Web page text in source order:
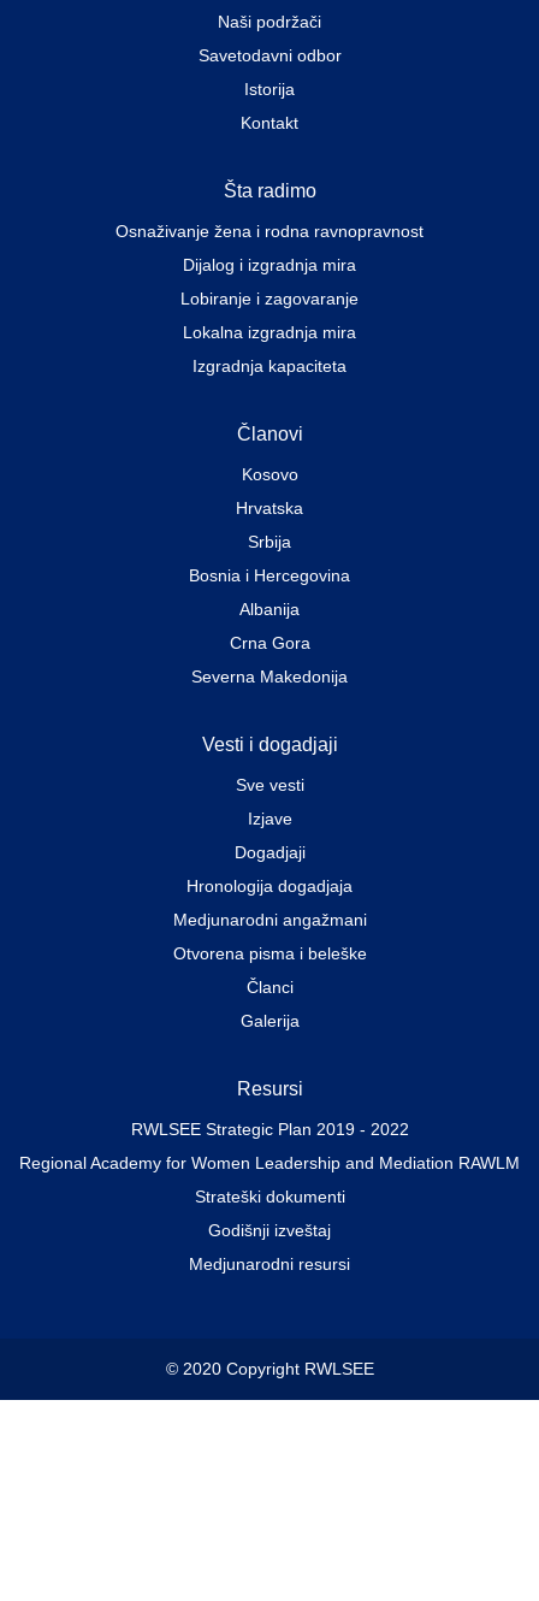
Naši podržači
Savetodavni odbor
Istorija
Kontakt
Šta radimo
Osnaživanje žena i rodna ravnopravnost
Dijalog i izgradnja mira
Lobiranje i zagovaranje
Lokalna izgradnja mira
Izgradnja kapaciteta
Članovi
Kosovo
Hrvatska
Srbija
Bosnia i Hercegovina
Albanija
Crna Gora
Severna Makedonija
Vesti i dogadjaji
Sve vesti
Izjave
Dogadjaji
Hronologija dogadjaja
Medjunarodni angažmani
Otvorena pisma i beleške
Članci
Galerija
Resursi
RWLSEE Strategic Plan 2019 - 2022
Regional Academy for Women Leadership and Mediation RAWLM
Strateški dokumenti
Godišnji izveštaj
Medjunarodni resursi
© 2020 Copyright RWLSEE